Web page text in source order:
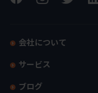
会社について
サービス
ブログ